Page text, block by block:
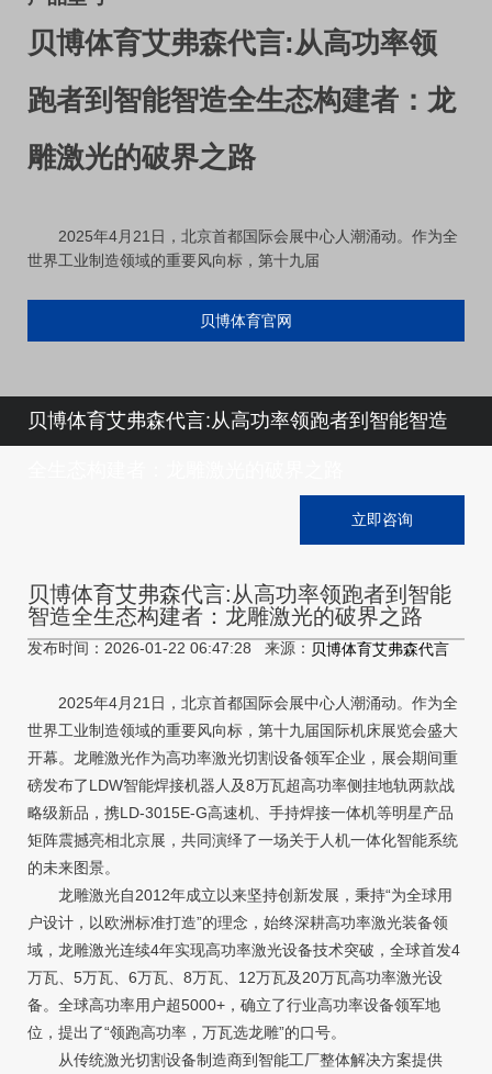
贝博体育艾弗森代言:从高功率领
跑者到智能智造全生态构建者：龙
雕激光的破界之路
2025年4月21日，北京首都国际会展中心人潮涌动。作为全
世界工业制造领域的重要风向标，第十九届
贝博体育官网
贝博体育艾弗森代言:从高功率领跑者到智能智造
立即咨询
贝博体育艾弗森代言:从高功率领跑者到智能
智造全生态构建者：龙雕激光的破界之路
发布时间：2026-01-22 06:47:28 来源： 贝博体育艾弗森代言
2025年4月21日，北京首都国际会展中心人潮涌动。作为全
世界工业制造领域的重要风向标，第十九届国际机床展览会盛大
开幕。龙雕激光作为高功率激光切割设备领军企业，展会期间重
磅发布了LDW智能焊接机器人及8万瓦超高功率侧挂地轨两款战
略级新品，携LD-3015E-G高速机、手持焊接一体机等明星产品
矩阵震撼亮相北京展，共同演绎了一场关于人机一体化智能系统
的未来图景。
龙雕激光自2012年成立以来坚持创新发展，秉持“为全球用
户设计，以欧洲标准打造”的理念，始终深耕高功率激光装备领
域，龙雕激光连续4年实现高功率激光设备技术突破，全球首发4
万瓦、5万瓦、6万瓦、8万瓦、12万瓦及20万瓦高功率激光设
备。全球高功率用户超5000+，确立了行业高功率设备领军地
位，提出了“领跑高功率，万瓦选龙雕”的口号。
从传统激光切割设备制造商到智能工厂整体解决方案提供